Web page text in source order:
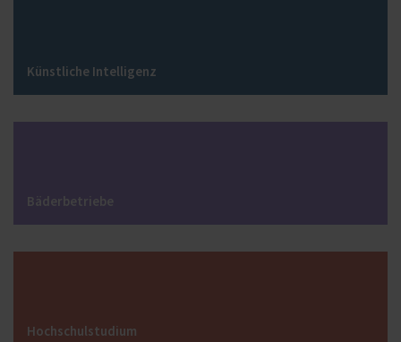
Künstliche Intelligenz
Bäderbetriebe
Hochschulstudium